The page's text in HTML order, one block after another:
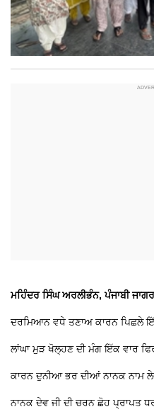
ਮਹਿੰਦਰ ਸਿੰਘ ਅਰਲੀਭੰਨ, ਪੰਜਾਬੀ
ਦਰਮਿਆਨ ਵਧੇ ਤਣਾਅ ਕਾਰਨ ਪਿਛਲੇ
ਲਾਂਘਾ ਮੁੜ ਖੋਲ੍ਹਣ ਦੀ ਮੰਗ ਇੱਕ ਵਾਰ
ਕਾਰਨ ਦੁਨੀਆ ਭਰ ਦੀਆਂ ਨਾਨਕ ਨਾਮ
ਨਾਨਕ ਦੇਵ ਜੀ ਦੀ ਚਰਨ ਛੋਹ ਪ੍ਰਾਪਤ